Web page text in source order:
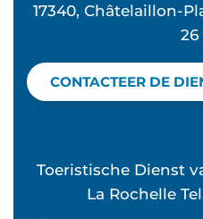
17340, Châtelaillon-
26
CONTACTEER DE
Toeristische Dienst
La Rochelle